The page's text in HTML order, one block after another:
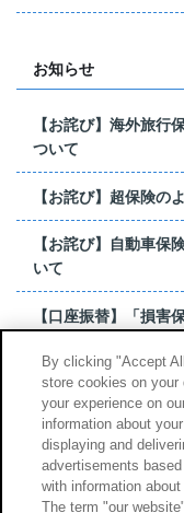
お知らせ
【お詫び】海外旅行
ついて
【お詫び】超保険の
【お詫び】自動車保
いて
【口座振替】「損害
【お詫び】超保険の
By clicking "Accept
store cookies on your
your experience on
information about
displaying and
advertisements
with information
The term "our